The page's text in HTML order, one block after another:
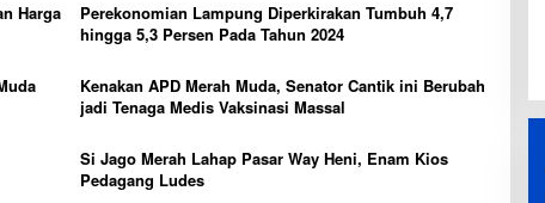
Harga
Perekonomian Lampung Diperkirakan Tumbuh 4,7
hingga 5,3 Persen Pada Tahun 2024
Kenakan APD Merah Muda, Senator Cantik ini Berubah
jadi Tenaga Medis Vaksinasi Massal
Si Jago Merah Lahap Pasar Way Heni, Enam Kios
Pedagang Ludes